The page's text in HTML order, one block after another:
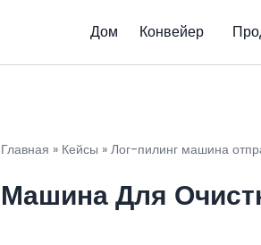
Дом Конвейер
Главная » Кейсы » Лог-пилинг машина
Машина Для